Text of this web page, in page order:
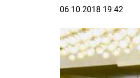
06.10.2018 19:42